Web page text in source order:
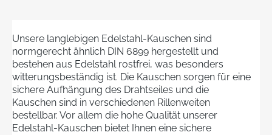
Unsere langlebigen Edelstahl-Kauschen sind
normgerecht ähnlich DIN 6899 hergestellt und
bestehen aus Edelstahl rostfrei, was besonders
witterungsbeständig ist. Die Kauschen sorgen für eine
sichere Aufhängung des Drahtseiles und die
Kauschen sind in verschiedenen Rillenweiten
bestellbar. Vor allem die hohe Qualität unserer
Edelstahl-Kauschen bietet Ihnen eine sichere